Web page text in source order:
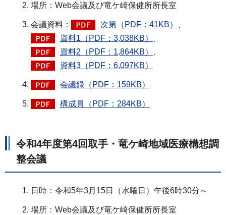
場所：Web会議及び竜ケ崎保健所所長室
会議資料： 次第（PDF：41KB）
資料1（PDF：3,038KB）
資料2（PDF：1,864KB）
資料3（PDF：6,097KB）
会議録（PDF：159KB）
構成員（PDF：284KB）
令和4年度第4回取手・竜ケ崎地域医療構想調
整会議
日時：令和5年3月15日（水曜日）午後6時30分～
場所：Web会議及び竜ケ崎保健所所長室